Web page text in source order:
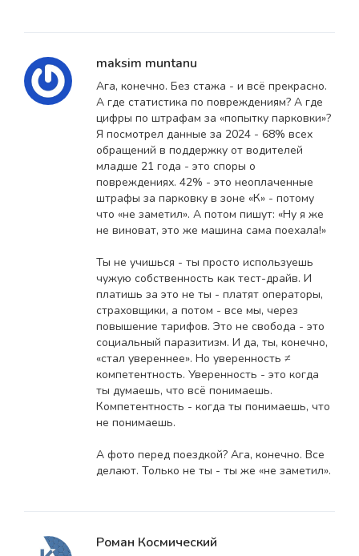
maksim muntanu
Ага, конечно. Без стажа - и всё прекрасно.
А где статистика по повреждениям? А где
цифры по штрафам за «попытку парковки»?
Я посмотрел данные за 2024 - 68% всех
обращений в поддержку от водителей
младше 21 года - это споры о
повреждениях. 42% - это неоплаченные
штрафы за парковку в зоне «К» - потому
что «не заметил». А потом пишут: «Ну я же
не виноват, это же машина сама поехала!»
Ты не учишься - ты просто используешь
чужую собственность как тест-драйв. И
платишь за это не ты - платят операторы,
страховщики, а потом - все мы, через
повышение тарифов. Это не свобода - это
социальный паразитизм. И да, ты, конечно,
«стал увереннее». Но уверенность ≠
компетентность. Уверенность - это когда
ты думаешь, что всё понимаешь.
Компетентность - когда ты понимаешь, что
не понимаешь.
А фото перед поездкой? Ага, конечно. Все
делают. Только не ты - ты же «не заметил».
Роман Космический